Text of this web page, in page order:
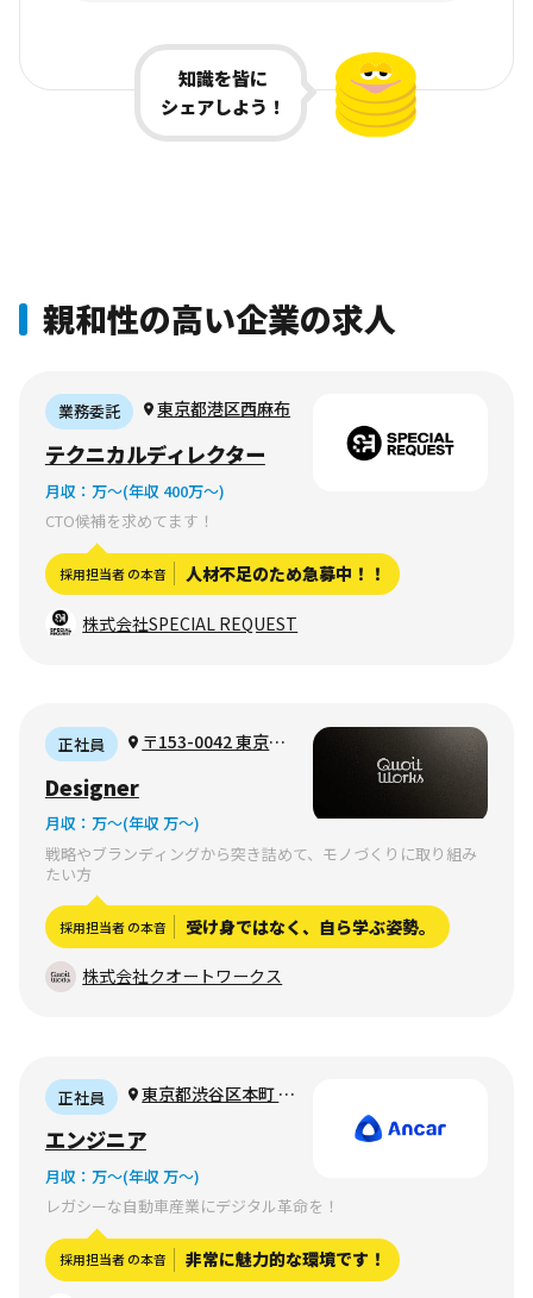
知識を皆に
シェアしよう！
親和性の高い企業の求人
業務委託 東京都港区西麻布
テクニカルディレクター
月収： 万〜(年収 400万〜)
CTO候補を求めてます！
採用担当者 の本音 人材不足のため急募中！！
株式会社SPECIAL REQUEST
正社員
〒153-0042 東京都
Designer
月収： 万〜(年収 万〜)
戦略やブランディングから突き詰めて、モノづくりに取り組み
たい方
採用担当者 の本音 受け身ではなく、自ら学ぶ姿勢。
株式会社クオートワークス
正社員
東京都渋谷区本町 1
ビル
エンジニア
月収： 万〜(年収 万〜)
レガシーな自動車産業にデジタル革命を！
採用担当者 の本音 非常に魅力的な環境です！